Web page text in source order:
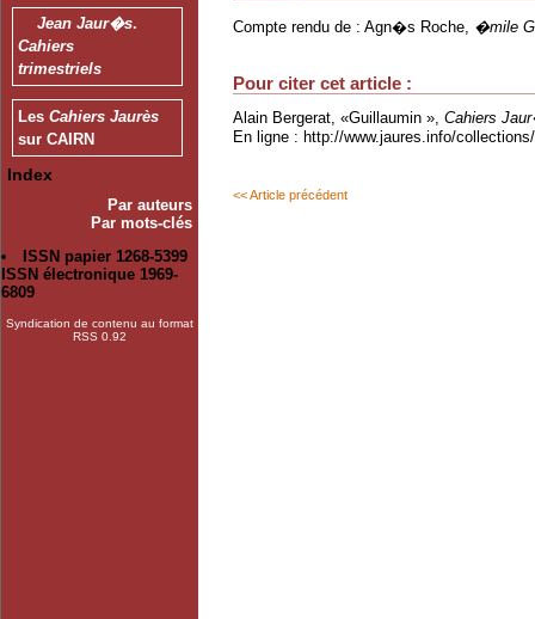
Jean Jaur�s.
Cahiers
trimestriels
Les Cahiers Jaurès
sur CAIRN
Index
Par auteurs
Par mots-clés
ISSN papier 1268-5399
ISSN électronique 1969-
6809
Syndication de contenu au format
RSS 0.92
Compte rendu de : Agn�s Roche, �mile
Pour citer cet article :
Alain Bergerat, «Guillaumin », Cahiers
En ligne : http://www.jaures.info/
<< Article précédent